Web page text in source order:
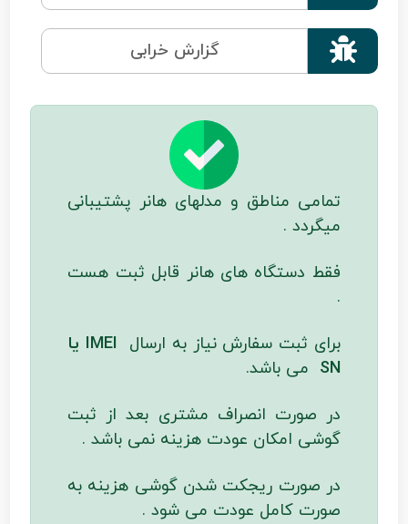
 گزارش خرابی
تمامی مناطق و مدلهای هانر پشتیبانی
میگردد .
فقط دستگاه های هانر قابل ثبت هست
.
برای ثبت سفارش نیاز به ارسال
IMEI یا
SN می باشد.
در صورت انصراف مشتری بعد از ثبت
گوشی امکان عودت هزینه نمی باشد .
در صورت ریجکت شدن گوشی هزینه به
صورت کامل عودت می شود .